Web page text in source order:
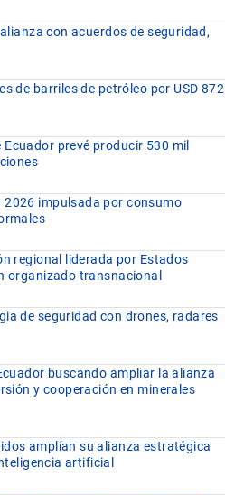
con acuerdos de seguridad,
de barriles de petróleo por USD 872
prevé producir 530 mil
2026 impulsada por consumo
regional liderada por Estados
organizado transnacional
de seguridad con drones, radares
buscando ampliar la alianza
y cooperación en minerales
amplían su alianza estratégica
artificial